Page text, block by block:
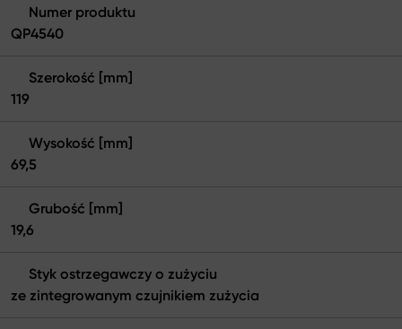
Numer produktu
QP4540
Szerokość [mm]
119
Wysokość [mm]
69,5
Grubość [mm]
19,6
Styk ostrzegawczy o zużyciu
ze zintegrowanym czujnikiem zużycia